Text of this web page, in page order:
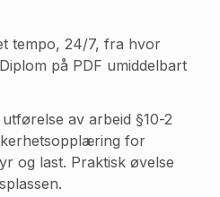
tempo, 24/7, fra hvor
på PDF umiddelbart
av arbeid §10-2
for
og last. Praktisk øvelse